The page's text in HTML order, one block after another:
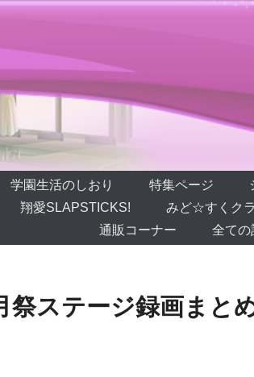
学園生活のしおり 特集ページ
翔愛SLAPSTICKS! みど☆すくク
通販コーナー
全ての
祭ステージ録画まと